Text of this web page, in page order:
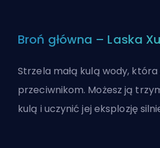
Broń główna – Laska
Strzela małą kulą wody,
przeciwnikom. Możesz ją
kulą i uczynić jej eksplozję